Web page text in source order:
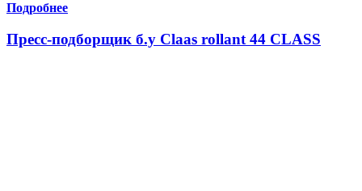
Подробнее
Пресс-подборщик б.у Claas rollant 44 CLASS